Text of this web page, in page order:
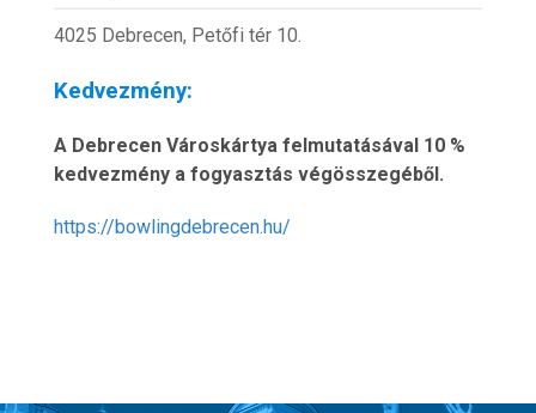
4025 Debrecen, Petőfi tér 10.
Kedvezmény:
A Debrecen Városkártya felmutatásával 10 %
kedvezmény a fogyasztás végösszegéből.
https://bowlingdebrecen.hu/